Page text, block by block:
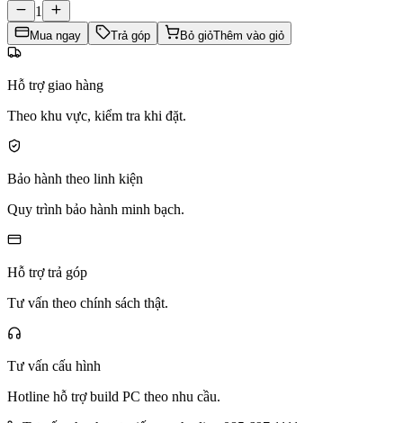
1
Mua ngay Trả góp Bỏ giỏThêm vào giỏ
Hỗ trợ giao hàng
Theo khu vực, kiểm tra khi đặt.
Bảo hành theo linh kiện
Quy trình bảo hành minh bạch.
Hỗ trợ trả góp
Tư vấn theo chính sách thật.
Tư vấn cấu hình
Hotline hỗ trợ build PC theo nhu cầu.